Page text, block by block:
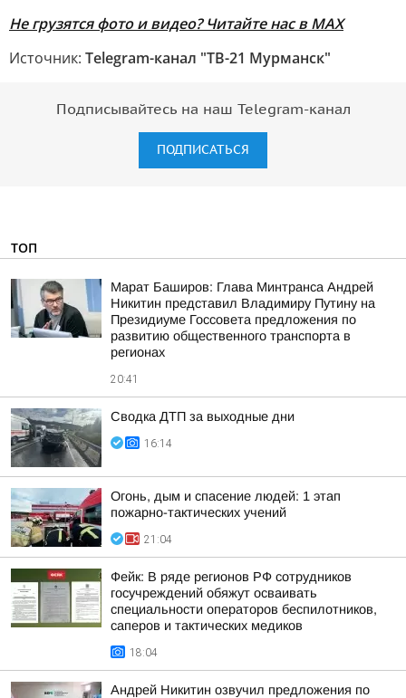
Не грузятся фото и видео? Читайте нас в MAX
Источник: Telegram-канал "ТВ-21 Мурманск"
Подписывайтесь на наш Telegram-канал
ПОДПИСАТЬСЯ
ТОП
Марат Баширов: Глава Минтранса Андрей
Никитин представил Владимиру Путину на
Президиуме Госсовета предложения по
развитию общественного транспорта в
регионах
20:41
Сводка ДТП за выходные дни
16:14
Огонь, дым и спасение людей: 1 этап
пожарно-тактических учений
21:04
Фейк: В ряде регионов РФ сотрудников
госучреждений обяжут осваивать
специальности операторов беспилотников,
саперов и тактических медиков
18:04
Андрей Никитин озвучил предложения по